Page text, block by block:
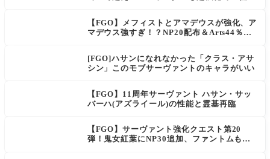
【FGO】メフィストとアマデウスが強化、ア
マデウス強すぎ！？NP20配布＆Arts44％強
[FGO]ハサンになれなかった「クラス・アサ
シン」このモブサーヴァントのキャラがいい
【FGO】11周年サーヴァント ハサン・サッ
バーハ(アズライール)の性能と霊基再臨
【FGO】サーヴァント強化クエスト第20
弾！鬼女紅葉にNP30追加、ファントムも大